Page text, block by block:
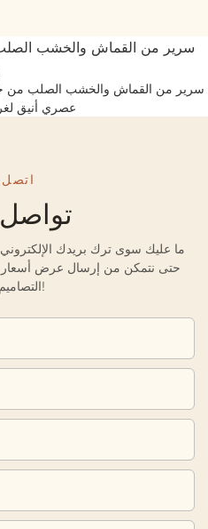
سرير من القماش والخشب
اتصل
تواصل
ما عليك سوى ترك بريدك
حتى نتمكن من إرسال عرض
التصاميم لدينا!